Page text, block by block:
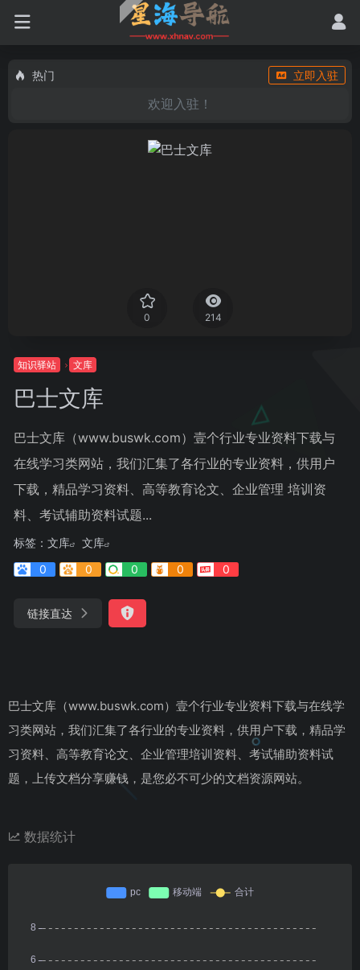
热门 立即入驻
欢迎入驻！
0 214
知识驿站 文库
巴士文库
巴士文库（www.buswk.com）壹个行业专业资料下载与
在线学习类网站，我们汇集了各行业的专业资料，供用户
下载，精品学习资料、高等教育论文、企业管理 培训资
料、考试辅助资料试题...
标签： 文库
文库
0
0 0 0 0
链接直达
巴士文库（www.buswk.com）壹个行业专业资料下载与在线学
习类网站，我们汇集了各行业的专业资料，供用户下载，精品学
习资料、高等教育论文、企业管理培训资料、考试辅助资料试
题，上传文档分享赚钱，是您必不可少的文档资源网站。
数据统计